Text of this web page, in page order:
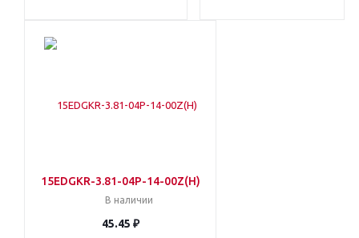
15EDGKR-3.81-04P-14-00Z(H)
В наличии
45.45 ₽